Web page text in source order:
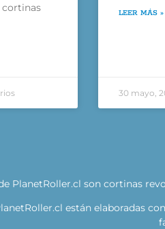
cortinas
LEER MÁS »
30 mayo,
PlanetRoller.cl son cortinas
están elaboradas